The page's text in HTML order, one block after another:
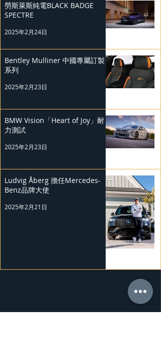
勞斯萊斯純電BLACK BADGE
SPECTRE
2025年2月24日
Bentley Mulliner 中國專屬訂製
系列
2025年2月23日
BMW Vision「Heart of Joy」耐
力測試
2025年2月23日
Ludvig Åberg 擔任Mercedes-
Benz品牌大使
2025年2月21日